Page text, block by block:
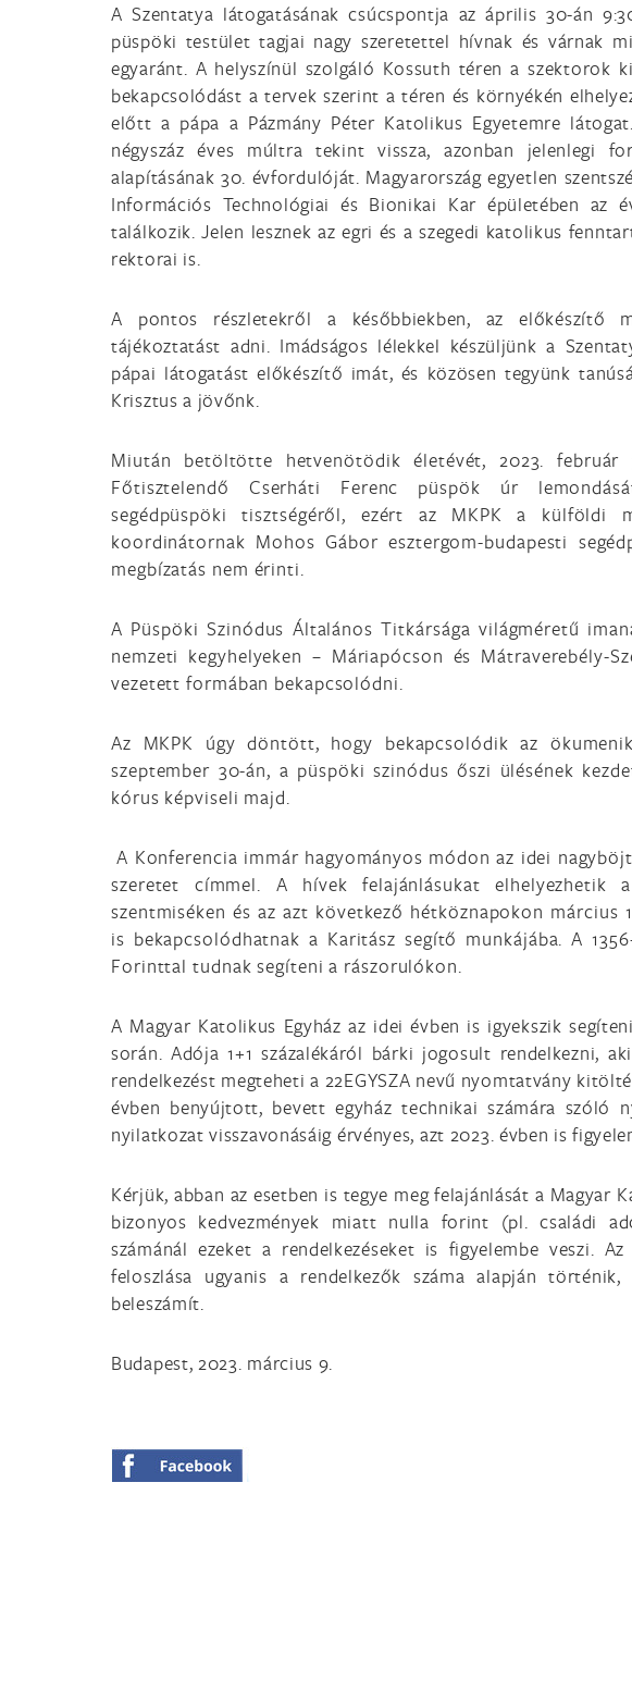
A Szentatya látogatásának csúcspontja az április 30-án
püspöki testület tagjai nagy szeretettel hívnak és várnak
egyaránt. A helyszínül szolgáló Kossuth téren a szektorok
bekapcsolódást a tervek szerint a téren és környékén
előtt a pápa a Pázmány Péter Katolikus Egyetemre
négyszáz éves múltra tekint vissza, azonban jelenlegi
alapításának 30. évfordulóját. Magyarország egyetlen
Információs Technológiai és Bionikai Kar épületében az
találkozik. Jelen lesznek az egri és a szegedi katolikus
rektorai is.
A pontos részletekről a későbbiekben, az előkészítő
tájékoztatást adni. Imádságos lélekkel készüljünk a
pápai látogatást előkészítő imát, és közösen tegyünk
Krisztus a jövőnk.
Miután betöltötte hetvenötödik életévét, 2023. február
Főtisztelendő Cserháti Ferenc püspök úr
segédpüspöki tisztségéről, ezért az MKPK a külföldi
koordinátornak Mohos Gábor esztergom-budapesti
megbízatás nem érinti.
A Püspöki Szinódus Általános Titkársága világméretű
nemzeti kegyhelyeken – Máriapócson és Mátraverebély-
vezetett formában bekapcsolódni.
Az MKPK úgy döntött, hogy bekapcsolódik az
szeptember 30-án, a püspöki szinódus őszi ülésének
kórus képviseli majd.
A Konferencia immár hagyományos módon az idei
szeretet címmel. A hívek felajánlásukat elhelyezhetik
szentmiséken és az azt következő hétköznapokon
is bekapcsolódhatnak a Karitász segítő munkájába. A
Forinttal tudnak segíteni a rászorulókon.
A Magyar Katolikus Egyház az idei évben is igyekszik
során. Adója 1+1 százalékáról bárki jogosult rendelkezni,
rendelkezést megteheti a 22EGYSZA nevű nyomtatvány
évben benyújtott, bevett egyház technikai számára szóló
nyilatkozat visszavonásáig érvényes, azt 2023. évben is
Kérjük, abban az esetben is tegye meg felajánlását a Magyar
bizonyos kedvezmények miatt nulla forint (pl. családi
számánál ezeket a rendelkezéseket is figyelembe veszi.
feloszlása ugyanis a rendelkezők száma alapján
beleszámít.
Budapest, 2023. március 9.